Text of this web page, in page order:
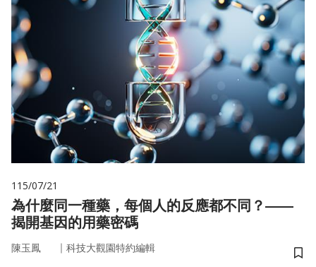
115/07/21
為什麼同一種藥，每個人的反應都不同？——
揭開基因的用藥密碼
陳玉鳳 ｜ 科技大觀園特約編輯
儲